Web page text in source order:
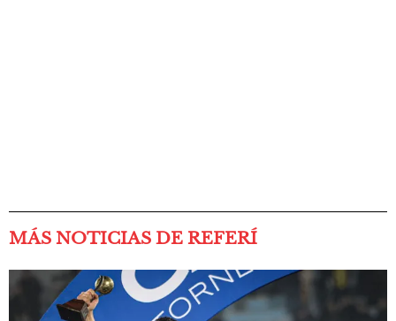
MÁS NOTICIAS DE REFERÍ